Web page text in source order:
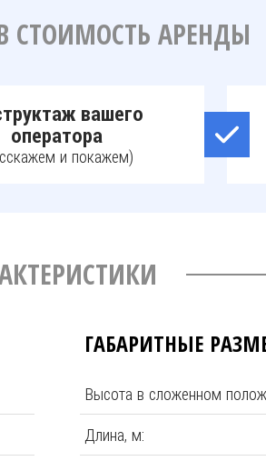
СТОИМОСТЬ АРЕНДЫ
вашего
оператора
и покажем)
ГАБАРИТНЫЕ
Высота в сложенном
Длина, м: